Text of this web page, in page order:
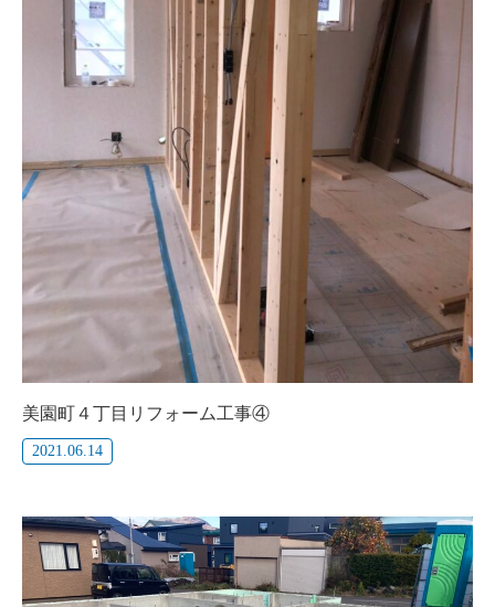
美園町４丁目リフォーム工事④
2021.06.14